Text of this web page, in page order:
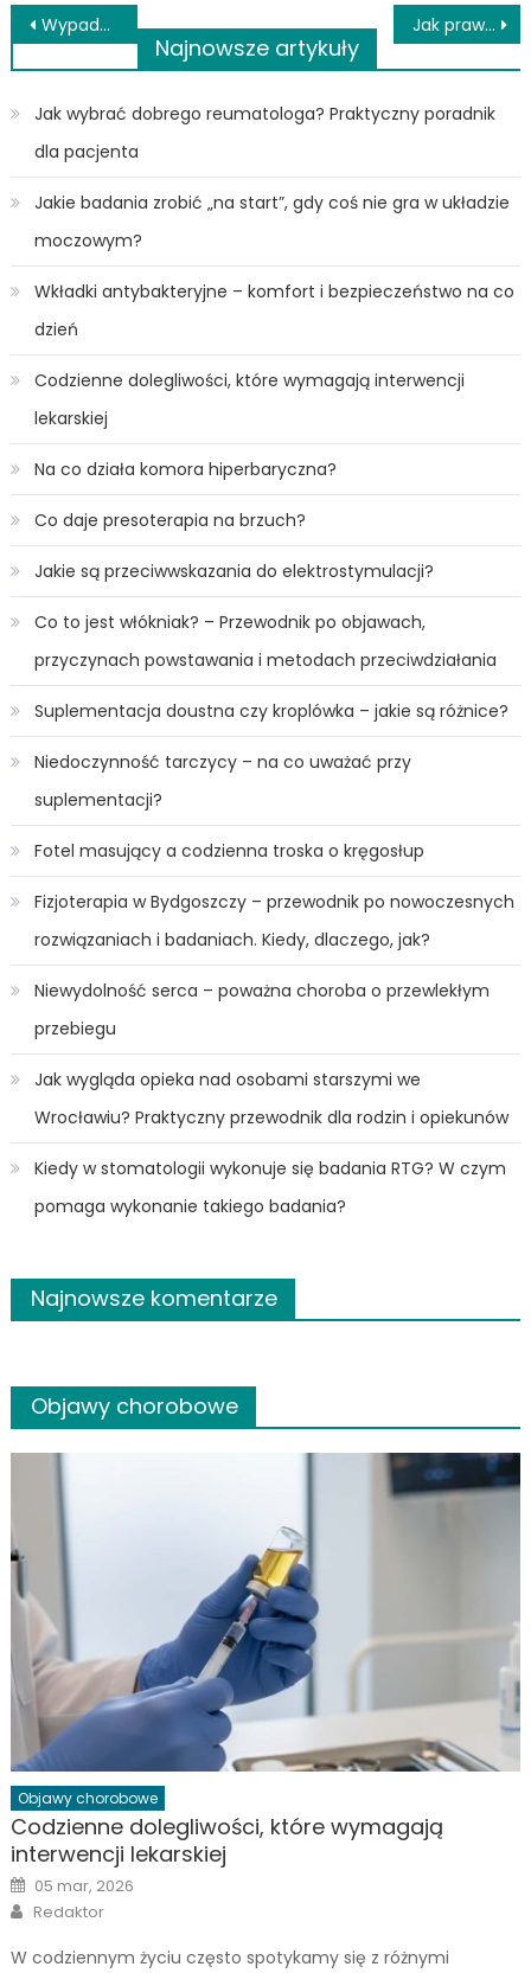
Nawigacja
wpisu
Wypadanie włosów – jak profesjonalnie mu zaradzić? Jak prawidłowo dbać o ciało i zdrowie psychiczne?
Najnowsze artykuły
Jak wybrać dobrego reumatologa? Praktyczny poradnik
dla pacjenta
Jakie badania zrobić „na start”, gdy coś nie gra w układzie
moczowym?
Wkładki antybakteryjne – komfort i bezpieczeństwo na co
dzień
Codzienne dolegliwości, które wymagają interwencji
lekarskiej
Na co działa komora hiperbaryczna?
Co daje presoterapia na brzuch?
Jakie są przeciwwskazania do elektrostymulacji?
Co to jest włókniak? – Przewodnik po objawach,
przyczynach powstawania i metodach przeciwdziałania
Suplementacja doustna czy kroplówka – jakie są różnice?
Niedoczynność tarczycy – na co uważać przy
suplementacji?
Fotel masujący a codzienna troska o kręgosłup
Fizjoterapia w Bydgoszczy – przewodnik po nowoczesnych
rozwiązaniach i badaniach. Kiedy, dlaczego, jak?
Niewydolność serca – poważna choroba o przewlekłym
przebiegu
Jak wygląda opieka nad osobami starszymi we
Wrocławiu? Praktyczny przewodnik dla rodzin i opiekunów
Kiedy w stomatologii wykonuje się badania RTG? W czym
pomaga wykonanie takiego badania?
Najnowsze komentarze
Objawy chorobowe
Objawy chorobowe
Codzienne dolegliwości, które wymagają
interwencji lekarskiej
Posted
on
05 mar, 2026
Author
Redaktor
W codziennym życiu często spotykamy się z różnymi